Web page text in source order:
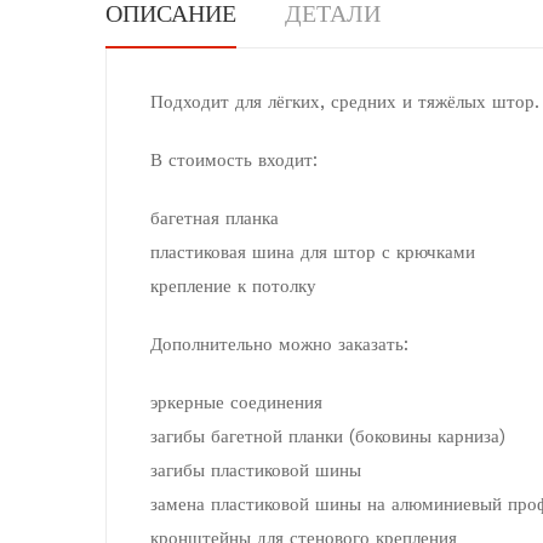
ОПИСАНИЕ ДЕТАЛИ
Подходит для лёгких, средних и тяжёлых штор.
В стоимость входит:
багетная планка
пластиковая шина для штор с крючками
крепление к потолку
Дополнительно можно заказать:
эркерные соединения
загибы багетной планки (боковины карниза)
загибы пластиковой шины
замена пластиковой шины на алюминиевый
кронштейны для стенового крепления